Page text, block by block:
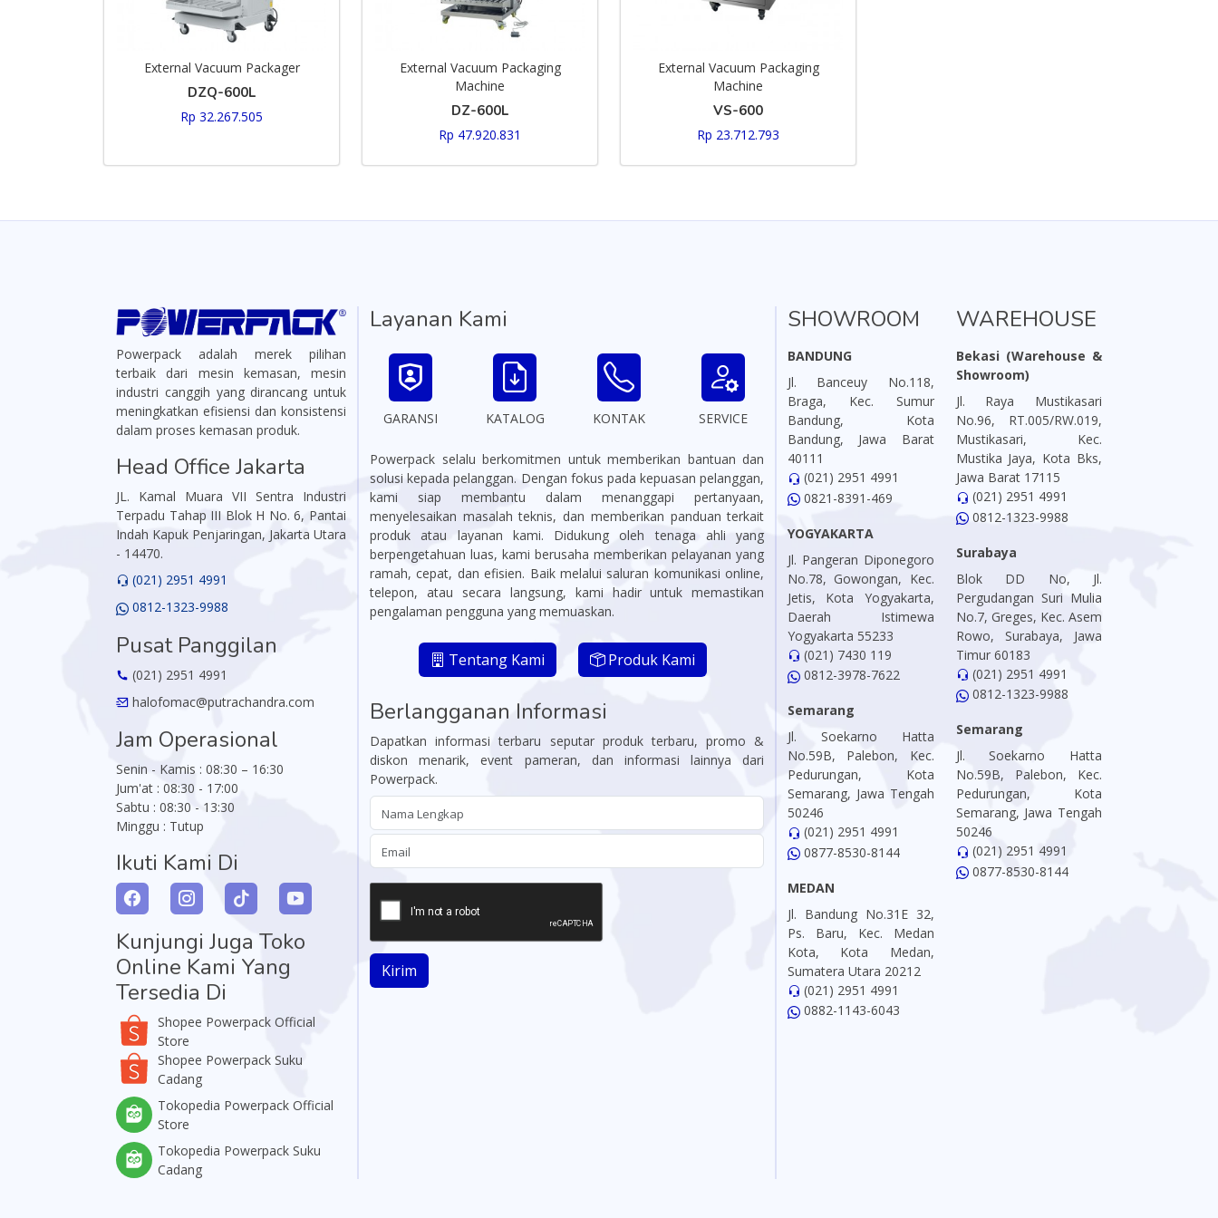
External Vacuum Packager
DZQ-600L
Rp 32.267.505
External Vacuum Packaging
Machine
DZ-600L
Rp 47.920.831
External Vacuum Packaging
Machine
VS-600
Rp 23.712.793
Powerpack adalah merek pilihan
terbaik dari mesin kemasan, mesin
industri canggih yang dirancang untuk
meningkatkan efisiensi dan konsistensi
dalam proses kemasan produk.
Head Office Jakarta
JL. Kamal Muara VII Sentra Industri
Terpadu Tahap III Blok H No. 6, Pantai
Indah Kapuk Penjaringan, Jakarta Utara
- 14470.
(021) 2951 4991
0812-1323-9988
Pusat Panggilan
(021) 2951 4991
halofomac@putrachandra.com
Jam Operasional
Senin - Kamis : 08:30 – 16:30
Jum'at : 08:30 - 17:00
Sabtu : 08:30 - 13:30
Minggu : Tutup
Ikuti Kami Di
Kunjungi Juga Toko
Online Kami Yang
Tersedia Di
Shopee Powerpack Official
Store
Shopee Powerpack Suku
Cadang
Tokopedia Powerpack Official
Store
Tokopedia Powerpack Suku
Cadang
Layanan Kami
GARANSI KATALOG KONTAK SERVICE
Powerpack selalu berkomitmen untuk memberikan bantuan dan
solusi kepada pelanggan. Dengan fokus pada kepuasan pelanggan,
kami siap membantu dalam menanggapi pertanyaan,
menyelesaikan masalah teknis, dan memberikan panduan terkait
produk atau layanan kami. Didukung oleh tenaga ahli yang
berpengetahuan luas, kami berusaha memberikan pelayanan yang
ramah, cepat, dan efisien. Baik melalui saluran komunikasi online,
telepon, atau secara langsung, kami hadir untuk memastikan
pengalaman pengguna yang memuaskan.
Tentang Kami Produk Kami
Berlangganan Informasi
Dapatkan informasi terbaru seputar produk terbaru, promo &
diskon menarik, event pameran, dan informasi lainnya dari
Powerpack.
Kirim
SHOWROOM
BANDUNG
Jl. Banceuy No.118,
Braga, Kec. Sumur
Bandung, Kota
Bandung, Jawa Barat
40111
(021) 2951 4991
0821-8391-469
YOGYAKARTA
Jl. Pangeran Diponegoro
No.78, Gowongan, Kec.
Jetis, Kota Yogyakarta,
Daerah Istimewa
Yogyakarta 55233
(021) 7430 119
0812-3978-7622
Semarang
Jl. Soekarno Hatta
No.59B, Palebon, Kec.
Pedurungan, Kota
Semarang, Jawa Tengah
50246
(021) 2951 4991
0877-8530-8144
MEDAN
Jl. Bandung No.31E 32,
Ps. Baru, Kec. Medan
Kota, Kota Medan,
Sumatera Utara 20212
(021) 2951 4991
0882-1143-6043
WAREHOUSE
Bekasi (Warehouse &
Showroom)
Jl. Raya Mustikasari
No.96, RT.005/RW.019,
Mustikasari, Kec.
Mustika Jaya, Kota Bks,
Jawa Barat 17115
(021) 2951 4991
0812-1323-9988
Surabaya
Blok DD No, Jl.
Pergudangan Suri Mulia
No.7, Greges, Kec. Asem
Rowo, Surabaya, Jawa
Timur 60183
(021) 2951 4991
0812-1323-9988
Semarang
Jl. Soekarno Hatta
No.59B, Palebon, Kec.
Pedurungan, Kota
Semarang, Jawa Tengah
50246
(021) 2951 4991
0877-8530-8144